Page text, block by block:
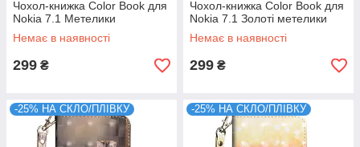
Чохол-книжка Color Book для
Nokia 7.1 Метелики
Немає в наявності
299 ₴
Чохол-книжка Color Book для
Nokia 7.1 Золоті метелики
Немає в наявності
299 ₴
-25% НА СКЛО/ПЛІВКУ -25% НА СКЛО/ПЛІВКУ